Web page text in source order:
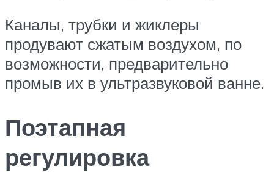
Каналы, трубки и жиклеры
продувают сжатым воздухом, по
возможности, предварительно
промыв их в ультразвуковой ванне.
Поэтапная
регулировка